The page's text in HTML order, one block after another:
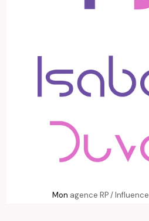
Mon agence RP / Influence